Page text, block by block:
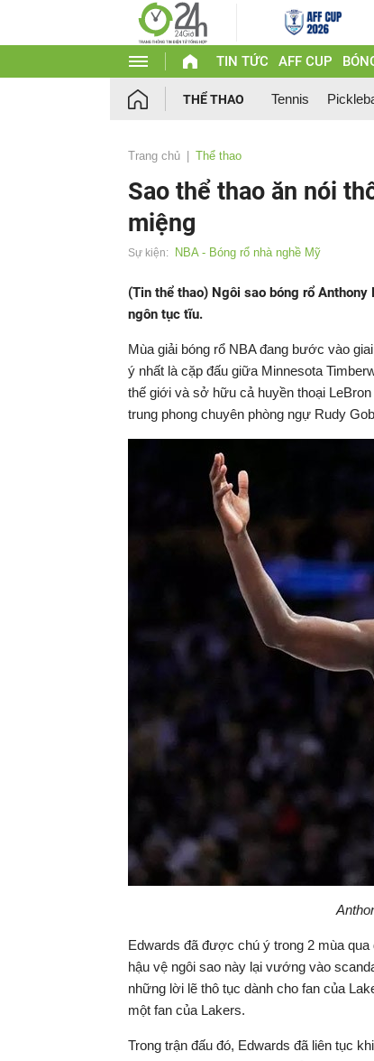
TIN TỨC AFF CUP
THỂ THAO Tennis
Trang chủ Thể thao
Sao thể thao ăn nói
miệng
Sự kiện: NBA - Bóng rổ nhà nghề Mỹ
(Tin thể thao) Ngôi sao bóng rổ
ngôn tục tĩu.
Mùa giải bóng rổ NBA đang bước vào
ý nhất là cặp đấu giữa Minnesota
thế giới và sở hữu cả huyền thoại
trung phong chuyên phòng ngự Rudy
Edwards đã được chú ý trong 2 mùa
hậu vệ ngôi sao này lại vướng vào
những lời lẽ thô tục dành cho fan của
một fan của Lakers.
Trong trận đấu đó, Edwards đã liên tục